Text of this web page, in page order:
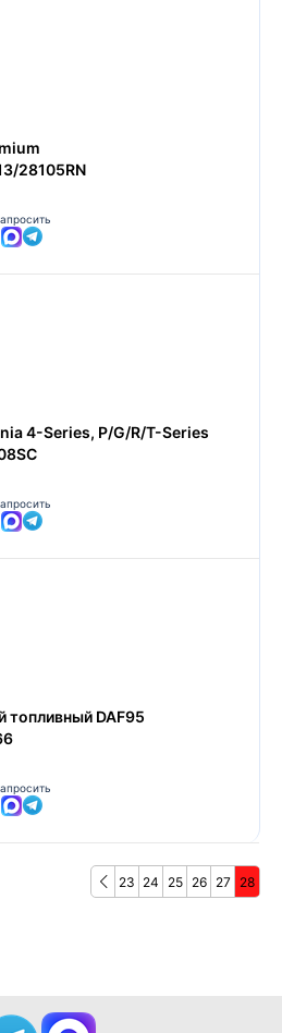
28105RN
4-Series, P/G/R/T-Series
DAF95
23 24 25 26 27 28